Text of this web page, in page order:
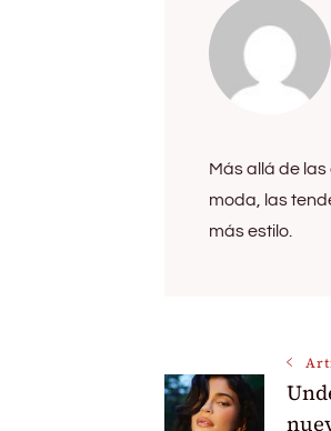
Más allá de
moda, las
más estilo.